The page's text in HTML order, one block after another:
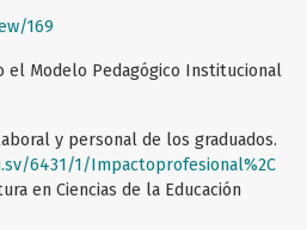
169
el Modelo Pedagógico Institucional
y personal de los graduados.
6431/1/Impactoprofesional%2C
en Ciencias de la Educación